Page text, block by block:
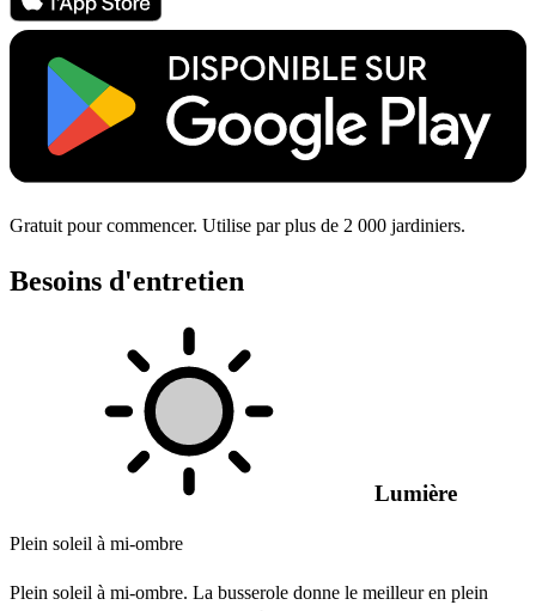
Gratuit pour commencer. Utilise par plus de 2 000 jardiniers.
Besoins d'entretien
Lumière
Plein soleil à mi-ombre
Plein soleil à mi-ombre. La busserole donne le meilleur en plein